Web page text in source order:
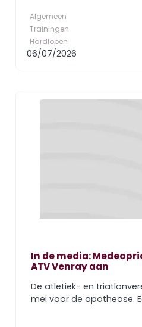
Algemeen
Trainingen
Hardlopen
06/07/2026
In de media:
ATV Venray aan
De atletiek- en
mei voor de apotheose.